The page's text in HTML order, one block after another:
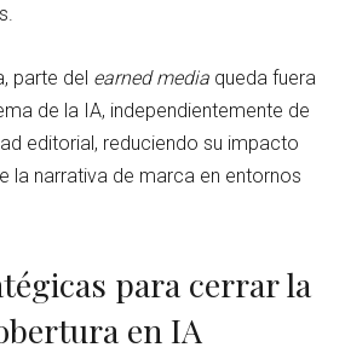
parte del earned media queda fuera
de la IA, independientemente de
editorial, reduciendo su impacto
la narrativa de marca en entornos
para cerrar la
en IA